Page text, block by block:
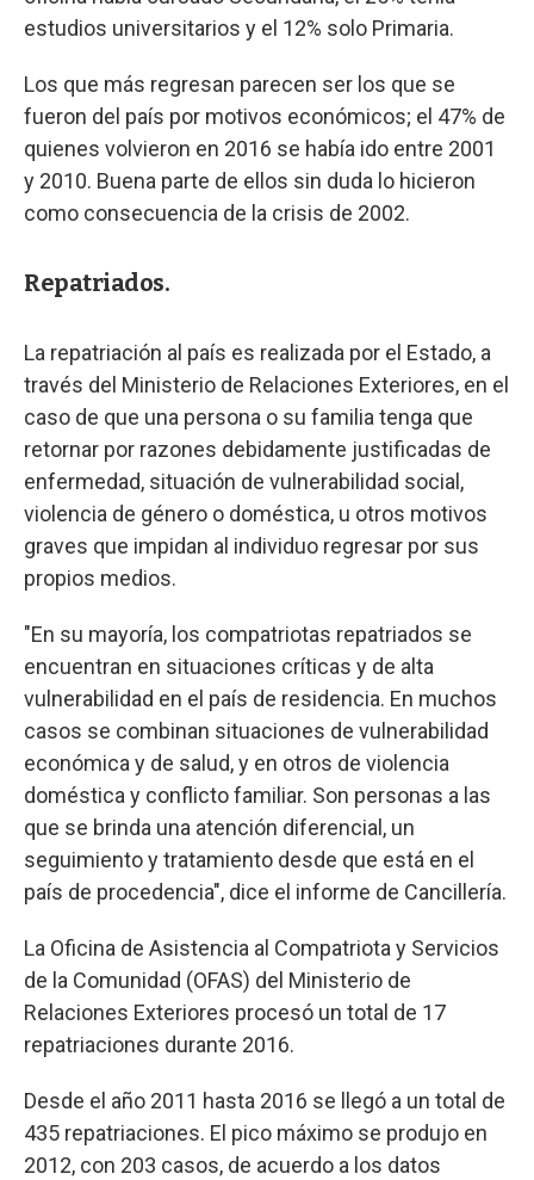
estudios universitarios y el 12% solo Primaria.
Los que más regresan parecen ser los que se
fueron del país por motivos económicos; el 47% de
quienes volvieron en 2016 se había ido entre 2001
y 2010. Buena parte de ellos sin duda lo hicieron
como consecuencia de la crisis de 2002.
Repatriados.
La repatriación al país es realizada por el Estado, a
través del Ministerio de Relaciones Exteriores, en el
caso de que una persona o su familia tenga que
retornar por razones debidamente justificadas de
enfermedad, situación de vulnerabilidad social,
violencia de género o doméstica, u otros motivos
graves que impidan al individuo regresar por sus
propios medios.
"En su mayoría, los compatriotas repatriados se
encuentran en situaciones críticas y de alta
vulnerabilidad en el país de residencia. En muchos
casos se combinan situaciones de vulnerabilidad
económica y de salud, y en otros de violencia
doméstica y conflicto familiar. Son personas a las
que se brinda una atención diferencial, un
seguimiento y tratamiento desde que está en el
país de procedencia", dice el informe de Cancillería.
La Oficina de Asistencia al Compatriota y Servicios
de la Comunidad (OFAS) del Ministerio de
Relaciones Exteriores procesó un total de 17
repatriaciones durante 2016.
Desde el año 2011 hasta 2016 se llegó a un total de
435 repatriaciones. El pico máximo se produjo en
2012, con 203 casos, de acuerdo a los datos